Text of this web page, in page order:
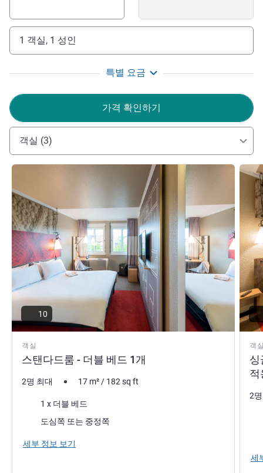
대성당, 구 시청, 스톤 브리지, 호화로운 성
산 도시 레겐스부르크에 오신 것을 진심으로 환영합니다!
Elvis Hasic 호텔 관리
1 객실, 1 성인
특별 요금
가격 확인하기
객실 (3)
객실
스탠다드룸 - 더블 베드 1개
세부 정보 보기
10
2명 최대 17 m²/ 182sq ft
1 x 더블 베드
도심쪽 또는 중정쪽
세부 정보 보기
객
싱
적
세부
2
세